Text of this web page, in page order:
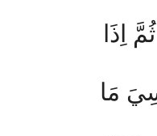
اِذَا
مَا